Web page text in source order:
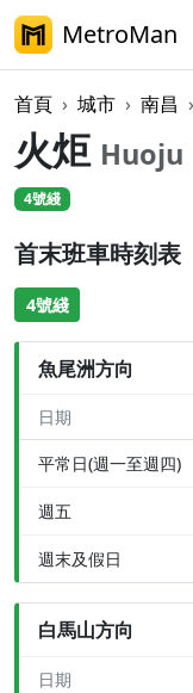
MetroMan
首頁 城市 南昌
火炬 Huoju
4號綫
首末班車時刻表
4號綫
魚尾洲方向
日期
平常日(週一至週四)
週五
週末及假日
白馬山方向
日期